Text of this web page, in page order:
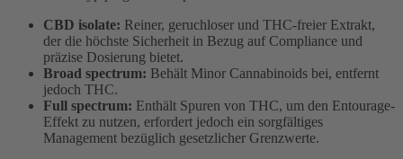
CBD isolate: Reiner, geruchloser und THC-freier Extrakt,
der die höchste Sicherheit in Bezug auf Compliance und
präzise Dosierung bietet.
Broad spectrum: Behält Minor Cannabinoids bei, entfernt
jedoch THC.
Full spectrum: Enthält Spuren von THC, um den Entourage-
Effekt zu nutzen, erfordert jedoch ein sorgfältiges
Management bezüglich gesetzlicher Grenzwerte.